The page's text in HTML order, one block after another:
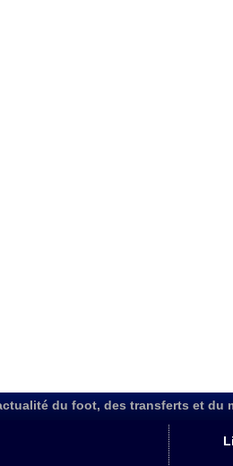
du foot, des transferts et du